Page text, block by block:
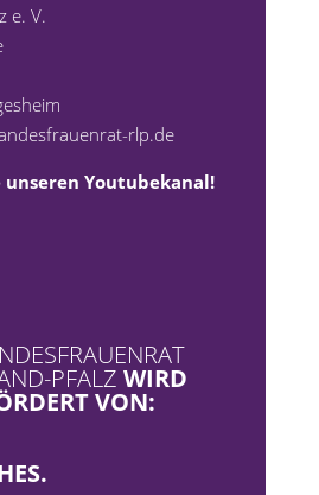
e. V.
rlp.de
unseren Youtubekanal!
PFALZWIRD
VON: